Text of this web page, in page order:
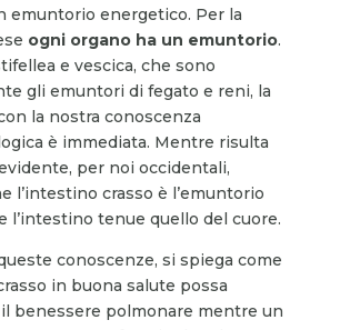
emuntorio energetico. Per la
ogni organo ha un emuntorio.
e vescica, che sono
gli emuntori di fegato e reni, la
la nostra conoscenza
è immediata. Mentre risulta
per noi occidentali,
l’intestino crasso è l’emuntorio
l’intestino tenue quello del cuore.
conoscenze, si spiega come
in buona salute possa
benessere polmonare mentre un